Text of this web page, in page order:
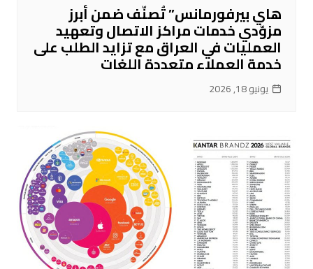
هاي بيرفورمانس” تُصنّف ضمن أبرز
مزوّدي خدمات مراكز الاتصال وتعهيد
العمليات في العراق مع تزايد الطلب على
خدمة العملاء متعددة اللغات
يونيو 18, 2026